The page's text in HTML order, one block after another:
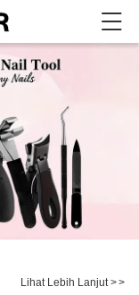
Lihat Lebih Lanjut>>